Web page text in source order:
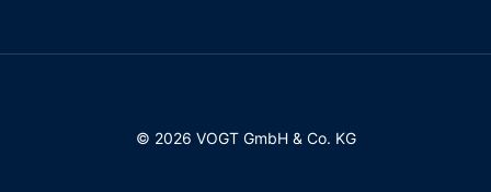
© 2026 VOGT GmbH & Co. KG